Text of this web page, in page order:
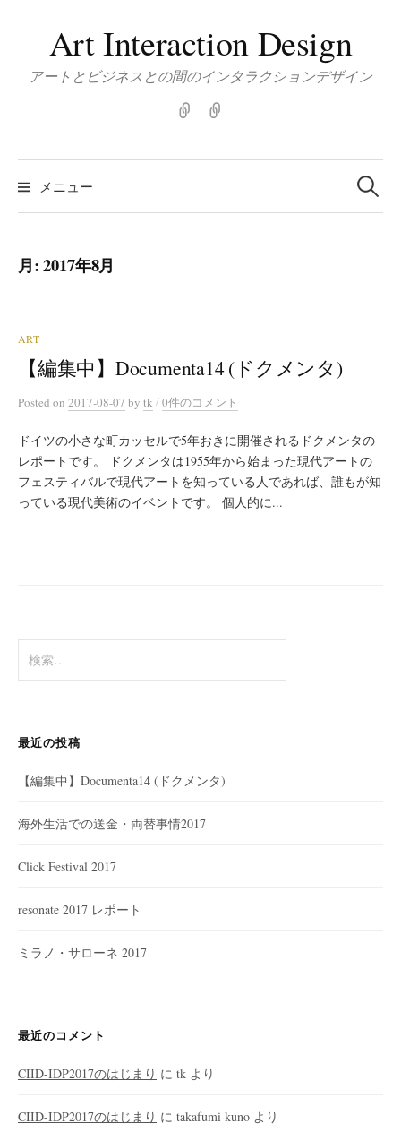
ン
ス
キ
Art Interaction Design
アートとビジネスとの間のインタラクションデザイン
Home
ロ
メニュー
検
索:
月:2017年8月
ART
【編集中】Documenta14 (ドクメンタ)
Posted on 2017-08-07 by tk /0件のコメント
ドイツの小さな町カッセルで5年おきに開催されるドクメンタの
レポートです。 ドクメンタは1955年から始まった現代アートの
フェスティバルで現代アートを知っている人であれば、誰もが知
っている現代美術のイベントです。 個人的に...
索:
最近の投稿
【編集中】Documenta14 (ドクメンタ)
海外生活での送金・両替事情2017
Click Festival 2017
resonate 2017 レポート
ミラノ・サローネ 2017
最近のコメント
CIID-IDP2017のはじまり に tk より
CIID-IDP2017のはじまり に takafumi kuno より